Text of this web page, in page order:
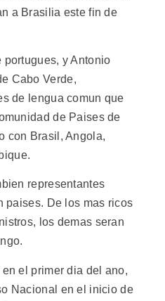
a Brasilia este fin de
portugues, y Antonio
Cabo Verde,
de lengua comun que
de Paises de
con Brasil, Angola,
representantes
paises. De los mas ricos
los demas seran
el primer dia del ano,
Nacional en el inicio de